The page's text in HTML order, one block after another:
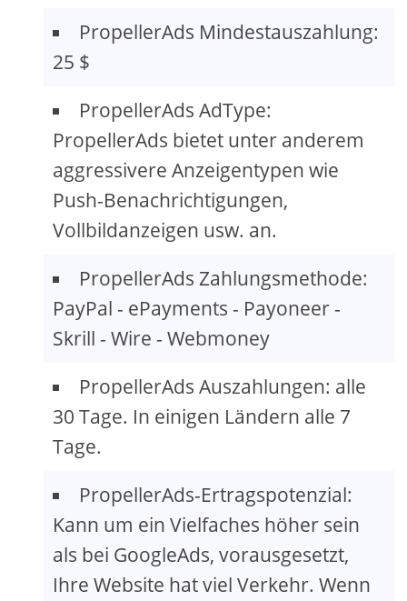
PropellerAds Mindestauszahlung:
25 $
PropellerAds AdType:
PropellerAds bietet unter anderem
aggressivere Anzeigentypen wie
Push-Benachrichtigungen,
Vollbildanzeigen usw. an.
PropellerAds Zahlungsmethode:
PayPal - ePayments - Payoneer -
Skrill - Wire - Webmoney
PropellerAds Auszahlungen: alle
30 Tage. In einigen Ländern alle 7
Tage.
PropellerAds-Ertragspotenzial:
Kann um ein Vielfaches höher sein
als bei GoogleAds, vorausgesetzt,
Ihre Website hat viel Verkehr. Wenn